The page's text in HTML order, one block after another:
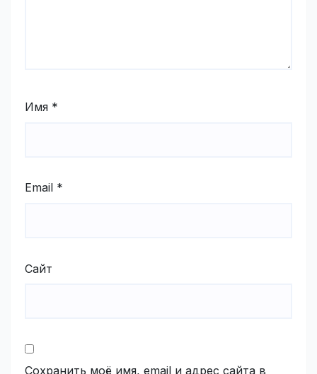
Имя *
Email *
Сайт
Сохранить моё имя, email и адрес сайта в